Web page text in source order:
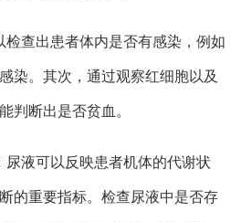
检查出患者体内是否有感染，例如
染。其次，通过观察红细胞以及
判断出是否贫血。
尿液可以反映患者机体的代谢状
的重要指标。检查尿液中是否存